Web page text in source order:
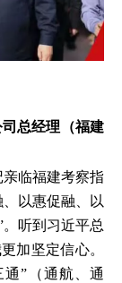
总经理（福建
亲临福建考察指
以惠促融、以
听到习近平总
加坚定信心。
”（通航、通